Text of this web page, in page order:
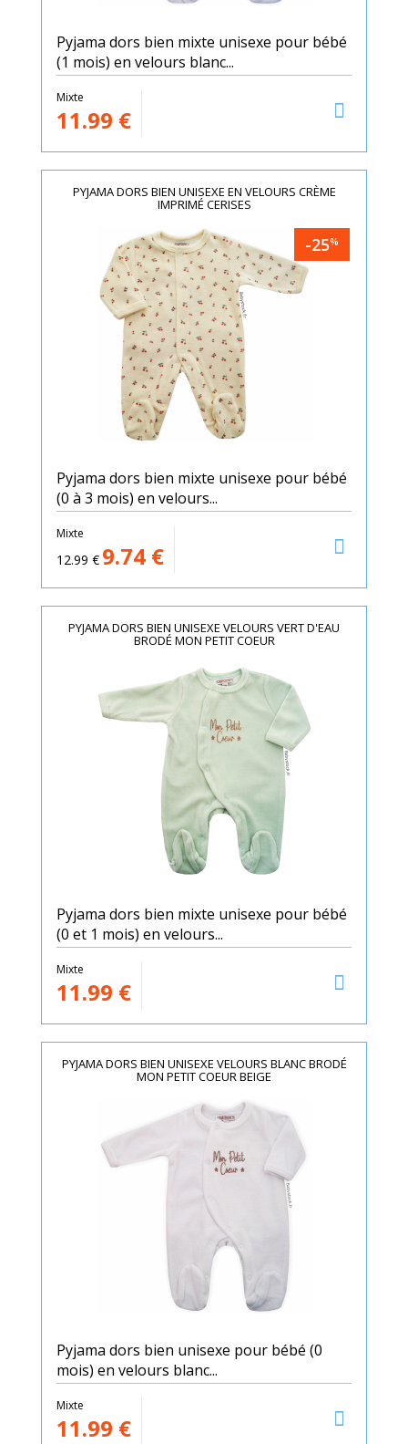
Pyjama dors bien mixte unisexe pour bébé
(1 mois) en velours blanc...
Mixte
11.99 €
PYJAMA DORS BIEN UNISEXE EN VELOURS CRÈME
IMPRIMÉ CERISES
-25%
Pyjama dors bien mixte unisexe pour bébé
(0 à 3 mois) en velours...
Mixte
12.99 € 9.74 €
PYJAMA DORS BIEN UNISEXE VELOURS VERT D'EAU
BRODÉ MON PETIT COEUR
Pyjama dors bien mixte unisexe pour bébé
(0 et 1 mois) en velours...
Mixte
11.99 €
PYJAMA DORS BIEN UNISEXE VELOURS BLANC BRODÉ
MON PETIT COEUR BEIGE
Pyjama dors bien unisexe pour bébé (0
mois) en velours blanc...
Mixte
11.99 €